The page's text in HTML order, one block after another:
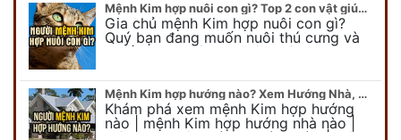
Mệnh Kim hợp nuôi con gì? Top 2 con vật giúp gia chủ Phát tài phát lộc
Gia chủ mệnh Kim hợp nuôi con gì?
Quý bạn đang muốn nuôi thú cưng và
muốn chọn một con vật nuôi hợp
Duy…
Mệnh Kim hợp hướng nào? Xem Hướng Nhà, Phòng ngủ, Làm việc hợp mệnh Kim
Khám phá xem mệnh Kim hợp hướng
nào | mệnh Kim hợp hướng nhà nào |